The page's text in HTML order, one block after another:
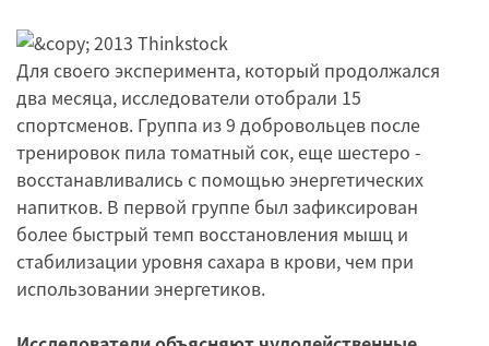
Для своего эксперимента, который продолжался
два месяца, исследователи отобрали 15
спортсменов. Группа из 9 добровольцев после
тренировок пила томатный сок, еще шестеро -
восстанавливались с помощью энергетических
напитков. В первой группе был зафиксирован
более быстрый темп восстановления мышц и
стабилизации уровня сахара в крови, чем при
использовании энергетиков.